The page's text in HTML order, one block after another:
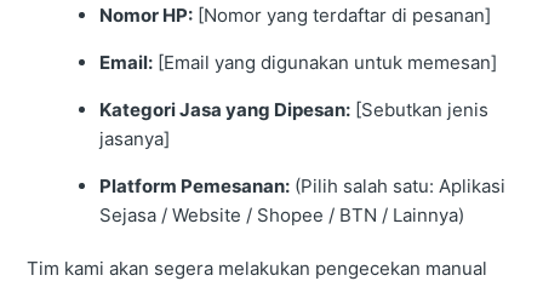
Nomor HP: [Nomor yang terdaftar di pesanan]
Email: [Email yang digunakan untuk memesan]
Kategori Jasa yang Dipesan: [Sebutkan jenis
jasanya]
Platform Pemesanan: (Pilih salah satu: Aplikasi
Sejasa / Website / Shopee / BTN / Lainnya)
Tim kami akan segera melakukan pengecekan manual